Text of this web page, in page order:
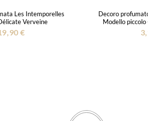
Les Intemporelles
Verveine
€
Decoro
Modello